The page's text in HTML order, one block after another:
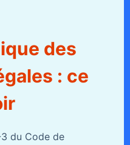
des
: ce
du Code de